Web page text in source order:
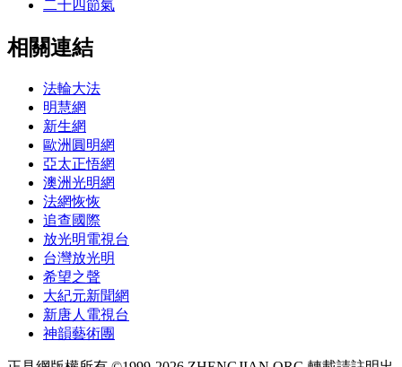
二十四節氣
相關連結
法輪大法
明慧網
新生網
歐洲圓明網
亞太正悟網
澳洲光明網
法網恢恢
追查國際
放光明電視台
台灣放光明
希望之聲
大紀元新聞網
新唐人電視台
神韻藝術團